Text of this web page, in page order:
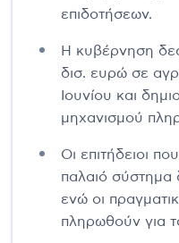
επιδοτήσεων.
Η κυβέρνηση
δισ. ευρώ σε
Ιουνίου και
μηχανισμού
Οι επιτήδειοι
παλαιό
ενώ οι
πληρωθούν για